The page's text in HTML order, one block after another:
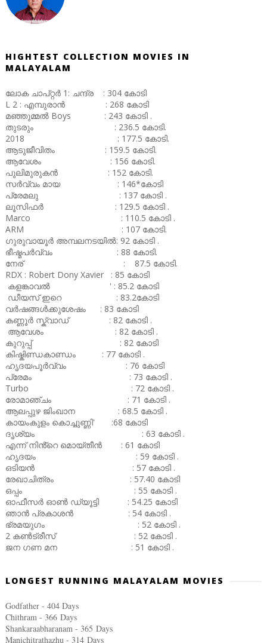
HIGHTEST COLLECTION MOVIES IN
MALAYALAM
ലോക ചാപ്റ്റർ 1: ചന്ദ്ര : 304 കോടി
L 2 : എമ്പുരാൻ : 268 കോടി
മഞ്ഞുമ്മൽ Boys : 243 കോടി .
തുടരും : 236.5 കോടി.
2018 : 177.5 കോടി.
ആടുജീവിതം : 159.5 കോടി.
ആവേശം : 156 കോടി.
പുലിമുരുകൻ : 152 കോടി.
സർവ്വം മായ : 146*കോടി
പ്രേമലു : 137 കോടി .
ലൂസിഫർ : 129.5 കോടി .
Marco : 110.5 കോടി .
ARM : 107 കോടി.
ഗുരുവായൂർ അമ്പലനടയിൽ: 92 കോടി .
ഭീഷ്മപർവ്വം : 88 കോടി.
നേര് : 87.5 കോടി.
RDX : Robert Dony Xavier : 85 കോടി
കളങ്കാവൽ ' : 85.2 കോടി
ഡീയസ് ഇറെ : 83.2കോടി
വർഷങ്ങൾക്കുശേഷം : 83 കോടി
കണ്ണൂർ സ്ക്വാഡ് : 82 കോടി .
ആവേശം : 82 കോടി .
കുറുപ്പ് : 82 കോടി
കിഷ്കിണ്ഡകാണ്ഡം : 77 കോടി .
ഹൃദയപൂർവ്വം : 76 കോടി
പ്രേമം : 73 കോടി .
Turbo : 72 കോടി .
രോമാഞ്ചം : 71 കോടി .
ആലപ്പുഴ ജിംഖാന : 68.5 കോടി .
കായംകുളം കൊച്ചുണ്ണി' :68 കോടി
ദൃശ്യം : 63 കോടി .
എന്ന് നിൻ്റെ മൊയ്തീൻ : 61 കോടി
ഹൃദയം : 59 കോടി .
ഒടിയൻ : 57 കോടി .
രേഖാചിത്രം : 57.40 കോടി
ഒപ്പം : 55 കോടി .
ഓഫീസർ ഓൺ ഡ്യൂട്ടി : 54.25 കോടി
ഞാൻ പ്രകാശൻ : 54 കോടി .
ഭ്രമയുഗം : 52 കോടി .
2 കൺട്രീസ് : 52 കോടി .
ജന ഗണ മന : 51 കോടി .
LONGEST RUNNING MALAYALAM MOVIES
Godfather - 404 Days
Chithram - 366 Days
Shankaraabharanam - 365 Days
Manichitrathazhu - 314 Days